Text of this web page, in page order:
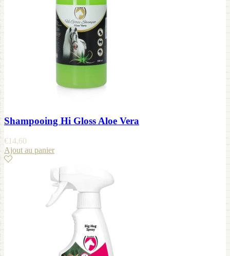
Shampooing Hi Gloss Aloe Vera
€14,60
Ajout au panier